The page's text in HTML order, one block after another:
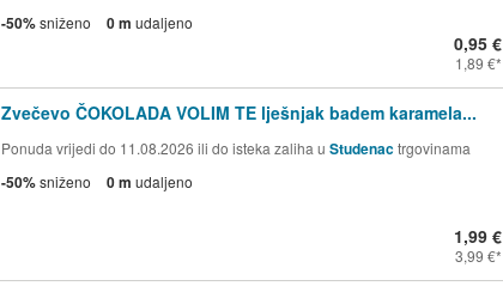
-50%sniženo 0 m udaljeno
0,95 €
1,89 €
Zvečevo ČOKOLADA VOLIM TE lješnjak badem karamela...
Ponuda vrijedi do 11.08.2026 ili do isteka zaliha u Studenactrgovinama
-50%sniženo 0 m udaljeno
1,99 €
3,99 €